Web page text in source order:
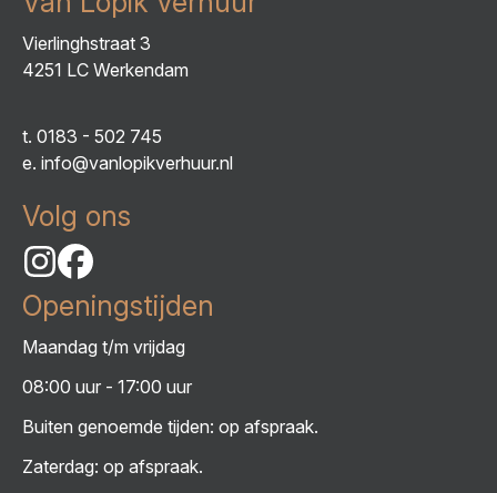
Vierlinghstraat 3
4251 LC Werkendam
t. 0183 - 502 745
e. info@vanlopikverhuur.nl
Volg ons
Openingstijden
Maandag t/m vrijdag
08:00 uur - 17:00 uur
Buiten genoemde tijden: op afspraak.
Zaterdag: op afspraak.